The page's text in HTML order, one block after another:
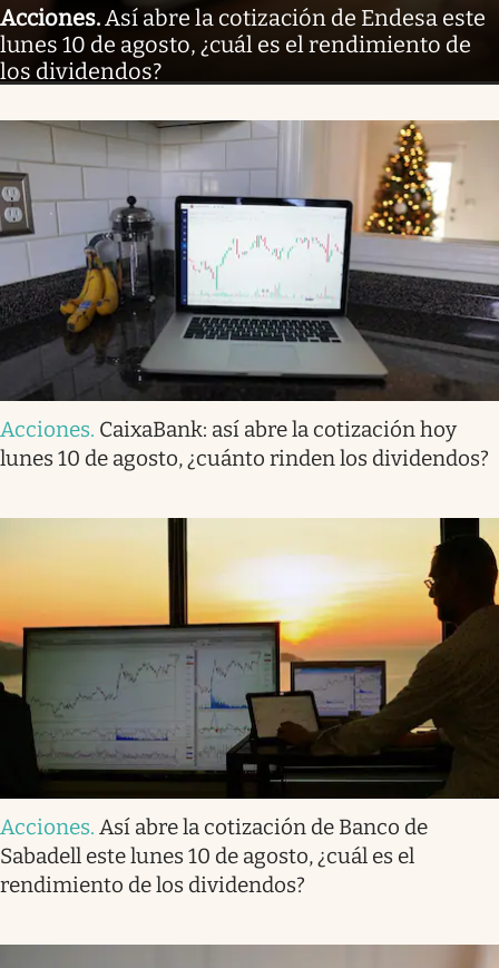
Acciones.Así abre la cotización de Endesa este
lunes 10 de agosto, ¿cuál es el rendimiento de
los dividendos?
Acciones. CaixaBank: así abre la cotización hoy
lunes 10 de agosto, ¿cuánto rinden los dividendos?
Acciones. Así abre la cotización de Banco de
Sabadell este lunes 10 de agosto, ¿cuál es el
rendimiento de los dividendos?